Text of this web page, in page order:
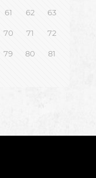
61 62 63
70 71 72
79 80 81